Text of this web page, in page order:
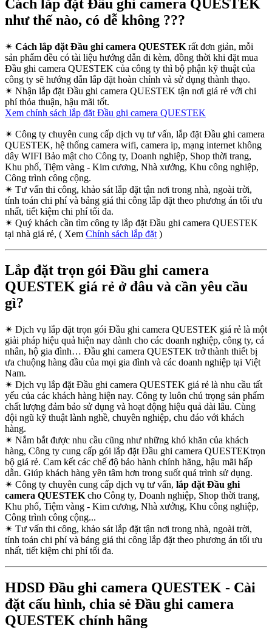
Cách lắp đặt Đầu ghi camera QUESTEK
như thế nào, có dễ không ???
✴ Cách lắp đặt Đầu ghi camera QUESTEK rất đơn giản, mỗi
sản phẩm đều có tài liệu hướng dẫn đi kèm, đồng thời khi đặt mua
Đầu ghi camera QUESTEK của công ty thì bộ phận kỹ thuật của
công ty sẽ hướng dẫn lắp đặt hoàn chỉnh và sử dụng thành thạo.
✴ Nhận lắp đặt Đầu ghi camera QUESTEK tận nơi giá rẻ với chi
phí thỏa thuận, hậu mãi tốt.
Xem chính sách lắp đặt Đầu ghi camera QUESTEK
✴ Công ty chuyên cung cấp dịch vụ tư vấn, lắp đặt Đầu ghi camera
QUESTEK, hệ thống camera wifi, camera ip, mạng internet không
dây WIFI Bảo mật cho Công ty, Doanh nghiệp, Shop thời trang,
Khu phố, Tiệm vàng - Kim cương, Nhà xưởng, Khu công nghiệp,
Công trình công cộng.
✴ Tư vấn thi công, khảo sát lắp đặt tận nơi trong nhà, ngoài trời,
tính toán chi phí và bảng giá thi công lắp đặt theo phương án tối ưu
nhất, tiết kiệm chi phí tối đa.
✴ Quý khách cần tìm công ty lắp đặt Đầu ghi camera QUESTEK
tại nhà giá rẻ, ( Xem Chính sách lắp đặt )
Lắp đặt trọn gói Đầu ghi camera
QUESTEK giá rẻ ở đâu và cần yêu cầu
gì?
✴ Dịch vụ lắp đặt trọn gói Đầu ghi camera QUESTEK giá rẻ là một
giải pháp hiệu quả hiện nay dành cho các doanh nghiệp, công ty, cá
nhân, hộ gia đình… Đầu ghi camera QUESTEK trở thành thiết bị
ưa chuộng hàng đầu của mọi gia đình và các doanh nghiệp tại Việt
Nam.
✴ Dịch vụ lắp đặt Đầu ghi camera QUESTEK giá rẻ là nhu cầu tất
yếu của các khách hàng hiện nay. Công ty luôn chú trọng sản phẩm
chất lượng đảm bảo sử dụng và hoạt động hiệu quả dài lâu. Cùng
đội ngũ kỹ thuật lành nghề, chuyên nghiệp, chu đáo với khách
hàng.
✴ Nắm bắt được nhu cầu cũng như những khó khăn của khách
hàng, Công ty cung cấp gói lắp đặt Đầu ghi camera QUESTEKtrọn
bộ giá rẻ. Cam kết các chế độ bảo hành chính hãng, hậu mãi hấp
dẫn. Giúp khách hàng yên tâm hơn trong suốt quá trình sử dụng.
✴ Công ty chuyên cung cấp dịch vụ tư vấn, lắp đặt Đầu ghi
camera QUESTEK cho Công ty, Doanh nghiệp, Shop thời trang,
Khu phố, Tiệm vàng - Kim cương, Nhà xưởng, Khu công nghiệp,
Công trình công cộng...
✴ Tư vấn thi công, khảo sát lắp đặt tận nơi trong nhà, ngoài trời,
tính toán chi phí và bảng giá thi công lắp đặt theo phương án tối ưu
nhất, tiết kiệm chi phí tối đa.
HDSD Đầu ghi camera QUESTEK - Cài
đặt cấu hình, chia sẻ Đầu ghi camera
QUESTEK chính hãng